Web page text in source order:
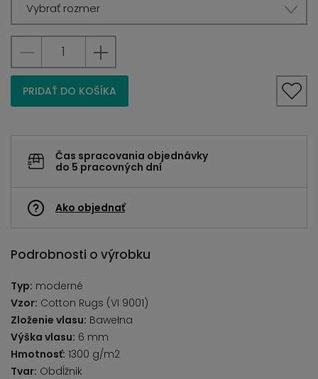
Vybrať rozmer
PRIDAŤ DO KOŠÍKA
Čas spracovania objednávky
do 5 pracovných dní
Ako objednať
Podrobnosti o výrobku
Typ: moderné
Vzor: Cotton Rugs (VI 9001)
Zloženie vlasu: Bawełna
Výška vlasu: 6 mm
Hmotnosť: 1300 g/m2
Tvar: Obdĺžnik